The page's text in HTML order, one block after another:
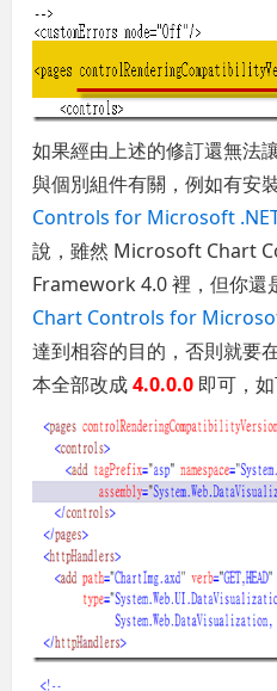
如果經由上述的修訂還無法
與個別組件有關，例如有安
Controls for Microsoft
說，雖然 Microsoft Chart
Framework 4.0 裡，但你還
Chart Controls for
達到相容的目的，否則就要
本全部改成4.0.0.0 即可，如